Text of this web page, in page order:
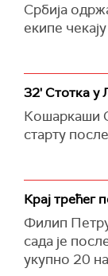
Србија
екипе
32' Стотка у
Кошаркаши
старту
Крај трећег
Филип
сада је
укупно 20